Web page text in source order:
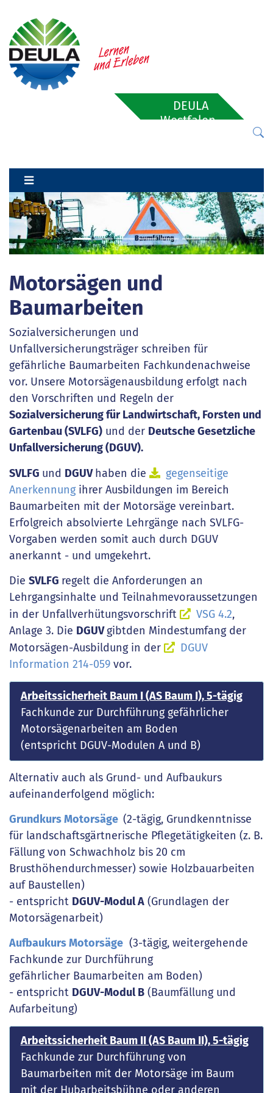
DEULA
Westfalen-
Previous Next
Motorsägen und
Baumarbeiten
Sozialversicherungen und
Unfallversicherungsträger schreiben für
gefährliche Baumarbeiten Fachkundenachweise
vor. Unsere Motorsägenausbildung erfolgt nach
den Vorschriften und Regeln der
Sozialversicherung für Landwirtschaft, Forsten und
Gartenbau (SVLFG) und der Deutsche Gesetzliche
Unfallversicherung (DGUV).
SVLFG und DGUV haben die
gegenseitige
Anerkennungihrer Ausbildungen im Bereich
Baumarbeiten mit der Motorsäge vereinbart.
Erfolgreich absolvierte Lehrgänge nach SVLFG-
Vorgaben werden somit auch durch DGUV
anerkannt - und umgekehrt.
Die SVLFG regelt die Anforderungen an
Lehrgangsinhalte und Teilnahmevoraussetzungen
in der Unfallverhütungsvorschrift
VSG 4.2,
Anlage 3. Die DGUVgibtden Mindestumfang der
Motorsägen-Ausbildung in der
DGUV
Information 214-059 vor.
Arbeitssicherheit Baum I (AS Baum I), 5-tägig
Fachkunde zur Durchführung gefährlicher
Motorsägenarbeiten am Boden
(entspricht DGUV-Modulen A und B)
Alternativ auch als Grund- und Aufbaukurs
aufeinanderfolgend möglich:
Grundkurs Motorsäge (2-tägig, Grundkenntnisse
für landschaftsgärtnerische Pflegetätigkeiten (z. B.
Fällung von Schwachholz bis 20 cm
Brusthöhendurchmesser) sowie Holzbauarbeiten
auf Baustellen)
- entspricht DGUV-Modul A (Grundlagen der
Motorsägenarbeit)
Aufbaukurs Motorsäge (3-tägig, weitergehende
Fachkunde zur Durchführung
gefährlicher Baumarbeiten am Boden)
- entspricht DGUV-Modul B (Baumfällung und
Aufarbeitung)
Arbeitssicherheit Baum II (AS Baum II), 5-tägig
Fachkunde zur Durchführung von
Baumarbeiten mit der Motorsäge im Baum
mit der Hubarbeitsbühne oder anderen